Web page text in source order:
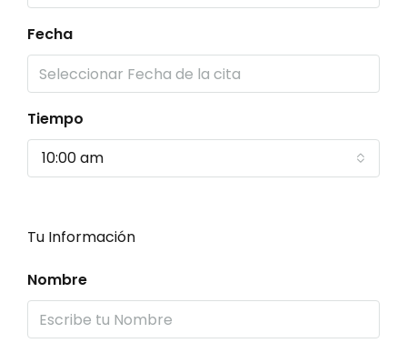
Fecha
Tiempo
10:00 am
Tu Información
Nombre